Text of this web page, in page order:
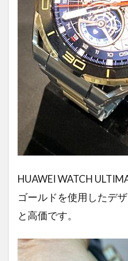
HUAWEI WATCH
ゴールドを使用したデ
と高価です。